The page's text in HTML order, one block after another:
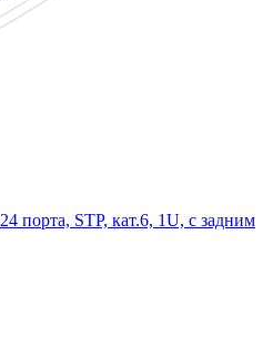
порта, STP, кат.6, 1U, с задним